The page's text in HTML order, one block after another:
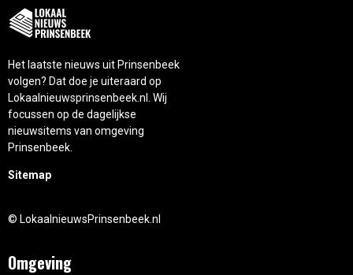
Het laatste nieuws uit Prinsenbeek
volgen? Dat doe je uiteraard op
Lokaalnieuwsprinsenbeek.nl. Wij
focussen op de dagelijkse
nieuwsitems van omgeving
Prinsenbeek.
Sitemap
© LokaalnieuwsPrinsenbeek.nl
Omgeving